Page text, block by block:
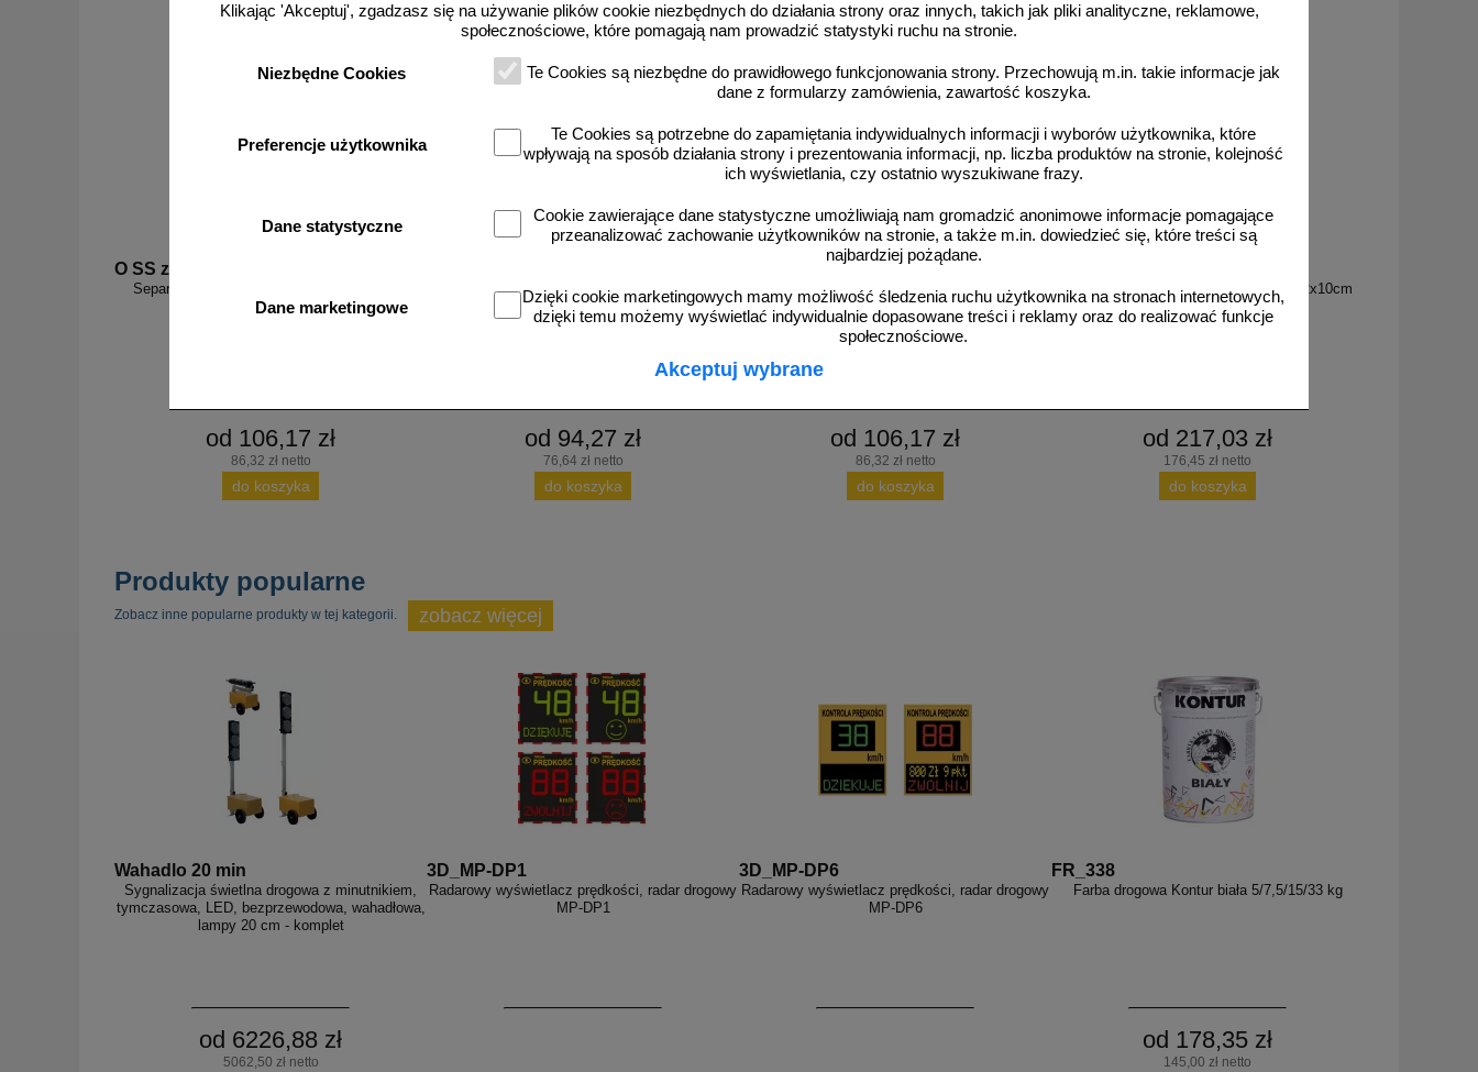
Klikając 'Akceptuj', zgadzasz się na używanie plików cookie niezbędnych do działania strony oraz innych, takich jak pliki analityczne, reklamowe,
społecznościowe, które pomagają nam prowadzić statystyki ruchu na stronie.
Niezbędne Cookies
Te Cookies są niezbędne do prawidłowego funkcjonowania strony. Przechowują m.in. takie informacje jak
dane z formularzy zamówienia, zawartość koszyka.
Preferencje użytkownika
Te Cookies są potrzebne do zapamiętania indywidualnych informacji i wyborów użytkownika, które
wpływają na sposób działania strony i prezentowania informacji, np. liczba produktów na stronie, kolejność
ich wyświetlania, czy ostatnio wyszukiwane frazy.
Dane statystyczne
Cookie zawierające dane statystyczne umożliwiają nam gromadzić anonimowe informacje pomagające
przeanalizować zachowanie użytkowników na stronie, a także m.in. dowiedzieć się, które treści są
najbardziej pożądane.
Dane marketingowe
Dzięki cookie marketingowych mamy możliwość śledzenia ruchu użytkownika na stronach internetowych,
dzięki temu możemy wyświetlać indywidualnie dopasowane treści i reklamy oraz do realizować funkcje
społecznościowe.
Akceptuj wybrane
do koszyka do koszyka do koszyka do koszyka
O SS zółty
Separator, ogranicznik odbojnik parkingowy
100x13x4,5 cm - PCV, żółty
od 106,17 zł
86,32 zł netto
do koszyka
Separator, ogranicznik odbojnik parkingowy Stop
90x20x6,5 cm - PCV, biały
od 94,27 zł
76,64 zł netto
do koszyka
Separator, ogranicznik odbojnik parkingowy
100x13x4,5 cm - PCV, biały
od 106,17 zł
86,32 zł netto
do koszyka
Ogranicznik, stoper parkingowy, 75x12x10cm
czarny/biały
od 217,03 zł
176,45 zł netto
do koszyka
Produkty popularne
Zobacz inne popularne produkty w tej kategorii. zobacz więcej
Wahadlo 20 min
Sygnalizacja świetlna drogowa z minutnikiem,
tymczasowa, LED, bezprzewodowa, wahadłowa,
lampy 20 cm - komplet
od 6226,88 zł
5062,50 zł netto
3D_MP-DP1
Radarowy wyświetlacz prędkości, radar drogowy
MP-DP1
3D_MP-DP6
Radarowy wyświetlacz prędkości, radar drogowy
MP-DP6
FR_338
Farba drogowa Kontur biała 5/7,5/15/33 kg
od 178,35 zł
145,00 zł netto